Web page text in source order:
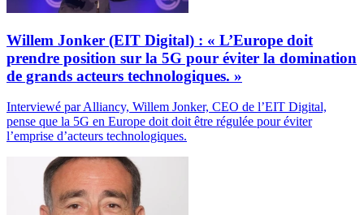
Willem Jonker (EIT Digital) : « L’Europe doit
prendre position sur la 5G pour éviter la domination
de grands acteurs technologiques. »
Interviewé par Alliancy, Willem Jonker, CEO de l’EIT Digital,
pense que la 5G en Europe doit doit être régulée pour éviter
l’emprise d’acteurs technologiques.